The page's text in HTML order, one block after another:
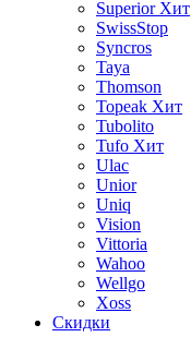
Superior Хит
SwissStop
Syncros
Taya
Thomson
Topeak Хит
Tubolito
Tufo Хит
Ulac
Unior
Uniq
Vision
Vittoria
Wahoo
Wellgo
Xoss
Скидки